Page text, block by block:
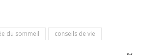
du sommeil conseils de vie